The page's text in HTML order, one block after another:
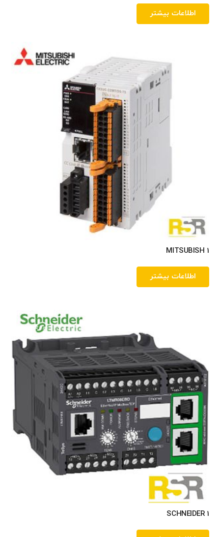
اطلاعات بیشتر
MITSUBISH 1
اطلاعات بیشتر
SCHNEIDER 1